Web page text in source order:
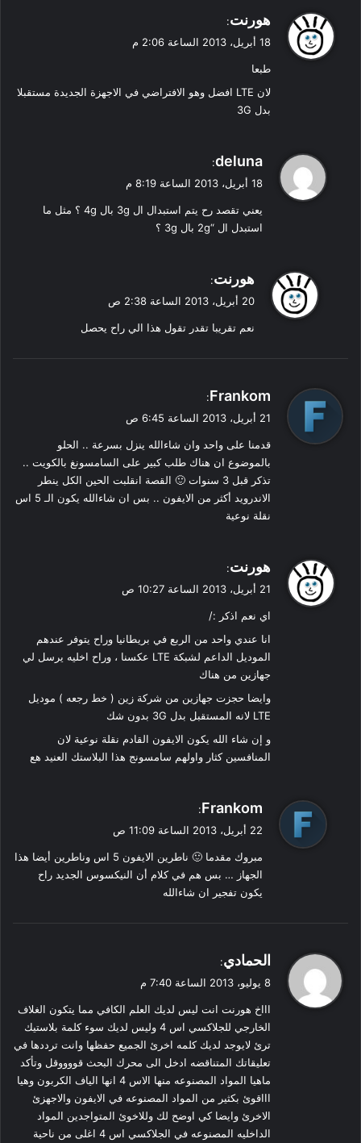
ل
هورنت:
18 أبريل، 2013 الساعة 2:06 م
طبعا
لان LTE افضل وهو الافتراضي في الاجهزة الجديدة مستقبلا
بدل 3G
ي
ل
deluna
:
18 أبريل، 2013 الساعة 8:19 م
يعني تقصد رح يتم استبدال ال 3g بال 4g ؟ مثل ما
استبدل ال “2g بال 3g ؟
ل
هورنت:
20 أبريل، 2013 الساعة 2:38 ص
نعم تقريبا تقدر تقول هذا الي راح يحصل
ي
ل
Frankom
:
21 أبريل، 2013 الساعة 6:45 ص
قدمنا على واحد وان شاءالله ينزل بسرعة .. الحلو
بالموضوع ان هناك طلب كبير على السامسونغ بالكويت ..
تذكر قبل 3 سنوات 🙂 القصة انقلبت الحين الكل ينطر
الاندرويد أكثر من الايفون .. بس ان شاءالله يكون الـ 5 اس
نقلة نوعية
ل
هورنت:
21 أبريل، 2013 الساعة 10:27 ص
اي نعم اذكر :/
انا عندي واحد من الربع في بريطانيا وراح يتوفر عندهم
الموديل الداعم لشبكة LTE عكسنا ، وراح اخليه يرسل لي
جهازين من هناك
وايضا حجزت جهازين من شركة زين ( خط رجعه ) موديل
LTE لانه المستقبل بدل 3G بدون شك
و إن شاء الله يكون الايفون القادم نقلة نوعية لان
المنافسين كثار واولهم سامسونج هذا البلاستك العنيد هع
ي
ل
Frankom
:
22 أبريل، 2013 الساعة 11:09 ص
مبروك مقدما 🙂 ناطرين الايفون 5 اس وناطرين أيضا هذا
الجهاز … بس هم في كلام أن النيكسوس الجديد راح
يكون تفجير ان شاءالله
ي
ل
الحمادي:
8 يوليو، 2013 الساعة 7:40 م
اااخ هورنت انت ليس لديك العلم الكافي مما يتكون الغلاف
الخارجي للجلاكسي اس 4 وليس لديك سوء كلمة بلاستيك
ترئ لايوجد لديك كلمه اخرئ الجميع حفظها وانت ترددها في
تعليقاتك المتناقضه ادخل الى محرك البحث قووووقل وتأكد
ماهيا المواد المصنوعه منها الاس 4 انها الياف الكربون وهيا
اااقوئ بكثير من المواد المصنوعه في الايفون والاجهزئ
الاخرئ وايضا كي اوضح لك وللاخوئ المتواجدين المواد
الداخليه المصنوعه في الجلاكسي اس 4 اغلى من ناحية